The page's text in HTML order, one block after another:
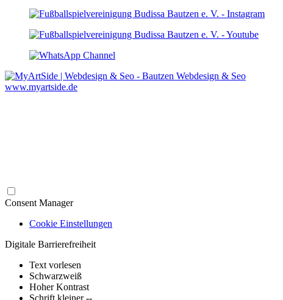
Webdesign & Seo
www.myartside.de
Consent Manager
Cookie Einstellungen
Digitale Barrierefreiheit
Text vorlesen
Schwarzweiß
Hoher Kontrast
Schrift kleiner --